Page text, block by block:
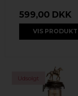
599,00 DKK
VIS PRODUKT
Udsolgt